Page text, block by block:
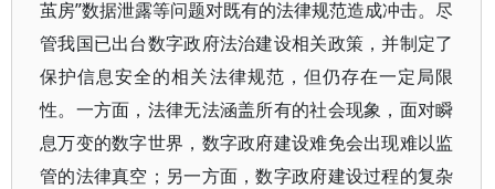
茧房”数据泄露等问题对既有的法律规范造成冲击。尽
管我国已出台数字政府法治建设相关政策，并制定了
保护信息安全的相关法律规范，但仍存在一定局限
性。一方面，法律无法涵盖所有的社会现象，面对瞬
息万变的数字世界，数字政府建设难免会出现难以监
管的法律真空；另一方面，数字政府建设过程的复杂